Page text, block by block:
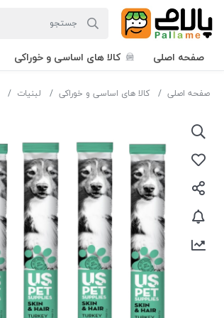
صفحه اصلی کالا های اساسی و خوراکی
صفحه اصلی کالا های اساسی و خوراکی لبنیات